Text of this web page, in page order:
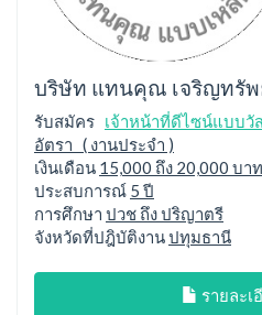
บริษัท แทนคุณ เจริญทรัพ
รับสมัคร เจ้าหน้าที่ดีไซน์แบบวั
อัตรา ( งานประจำ )
เงินเดือน 15,000 ถึง 20,000 บาท
ประสบการณ์ 5 ปี
การศึกษา ปวช ถึง ปริญาตรี
จังหวัดที่ปฎิบัติงานปทุมธานี
รายละเ